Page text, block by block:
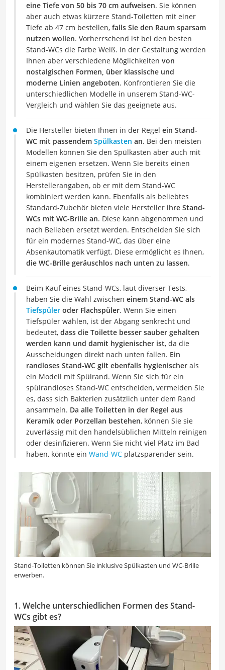
eine Tiefe von 50 bis 70 cm aufweisen. Sie können
aber auch etwas kürzere Stand-Toiletten mit einer
Tiefe ab 47 cm bestellen, falls Sie den Raum sparsam
nutzen wollen. Vorherrschend ist bei den besten
Stand-WCs die Farbe Weiß. In der Gestaltung werden
Ihnen aber verschiedene Möglichkeiten von
nostalgischen Formen, über klassische und
moderne Linien angeboten. Konfrontieren Sie die
unterschiedlichen Modelle in unserem Stand-WC-
Vergleich und wählen Sie das geeignete aus.
Die Hersteller bieten Ihnen in der Regel ein Stand-
WC mit passendem Spülkasten an. Bei den meisten
Modellen können Sie den Spülkasten aber auch mit
einem eigenen ersetzen. Wenn Sie bereits einen
Spülkasten besitzen, prüfen Sie in den
Herstellerangaben, ob er mit dem Stand-WC
kombiniert werden kann. Ebenfalls als beliebtes
Standard-Zubehör bieten viele Hersteller ihre Stand-
WCs mit WC-Brille an. Diese kann abgenommen und
nach Belieben ersetzt werden. Entscheiden Sie sich
für ein modernes Stand-WC, das über eine
Absenkautomatik verfügt. Diese ermöglicht es Ihnen,
die WC-Brille geräuschlos nach unten zu lassen.
Beim Kauf eines Stand-WCs, laut diverser Tests,
haben Sie die Wahl zwischen einem Stand-WC als
Tiefspüler oder Flachspüler. Wenn Sie einen
Tiefspüler wählen, ist der Abgang senkrecht und
bedeutet, dass die Toilette besser sauber gehalten
werden kann und damit hygienischer ist, da die
Ausscheidungen direkt nach unten fallen. Ein
randloses Stand-WC gilt ebenfalls hygienischer als
ein Modell mit Spülrand. Wenn Sie sich für ein
spülrandloses Stand-WC entscheiden, vermeiden Sie
es, dass sich Bakterien zusätzlich unter dem Rand
ansammeln. Da alle Toiletten in der Regel aus
Keramik oder Porzellan bestehen, können Sie sie
zuverlässig mit den handelsüblichen Mitteln reinigen
oder desinfizieren. Wenn Sie nicht viel Platz im Bad
haben, könnte ein Wand-WC platzsparender sein.
Stand-Toiletten können Sie inklusive Spülkasten und WC-Brille
erwerben.
1. Welche unterschiedlichen Formen des Stand-
WCs gibt es?